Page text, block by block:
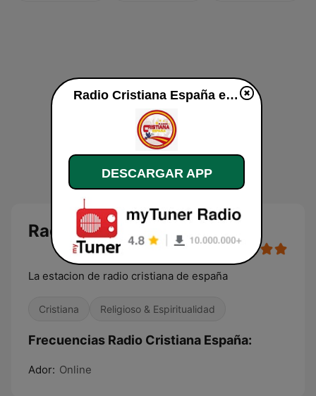
Radio Cristiana España
La estacion de radio cristiana de españa
Cristiana Religioso & Espiritualidad
Frecuencias Radio Cristiana España:
Ador: Online
Radio Cristiana España en vivo
DESCARGAR APP